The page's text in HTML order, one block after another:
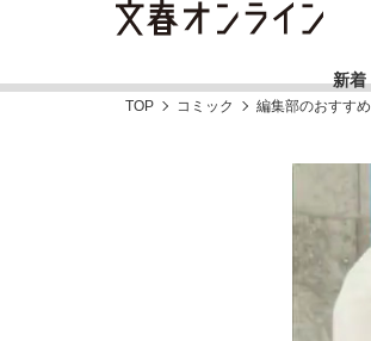
新着
TOP コミック 編集部のおすすめ